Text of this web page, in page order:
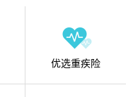
优选重疾险